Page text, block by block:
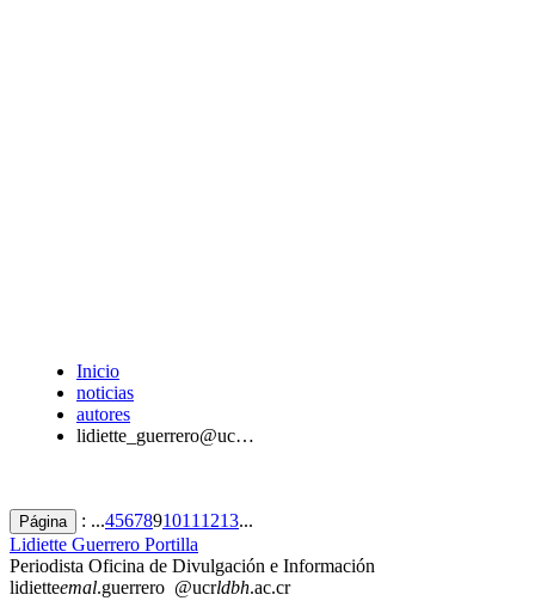
Inicio
noticias
autores
lidiette_guerrero@uc…
Página : ...4567891011 1213...
Lidiette Guerrero Portilla
Periodista Oficina de Divulgación e Información
lidietteemal.guerrero @ucrldbh.ac.cr